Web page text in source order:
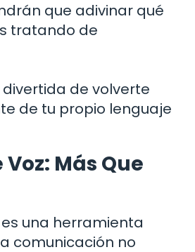
que adivinar qué
tratando de
divertida de volverte
de tu propio lenguaje
Voz: Más Que
es una herramienta
comunicación no